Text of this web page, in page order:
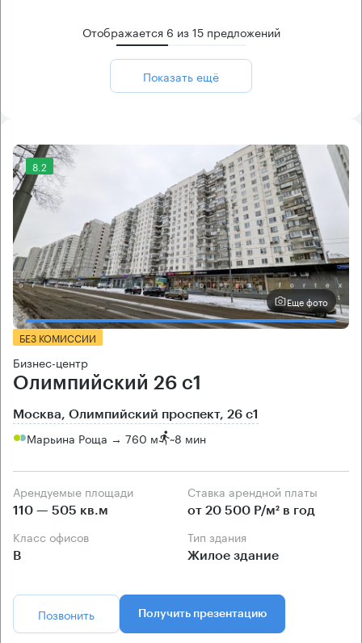
Отображается 6 из15предложений
Показать ещё
8.2
Еще фото
БЕЗ КОМИССИИ
Бизнес-центр
Олимпийский 26 с1
Москва, Олимпийский проспект, 26 с1
Марьина Роща → 760 м ~8 мин
Арендуемые площади
110 — 505 кв.м
Ставка арендной платы
от 20 500 Р/м² в год
Класс офисов
B
Тип здания
Жилое здание
Позвонить Получить презентацию